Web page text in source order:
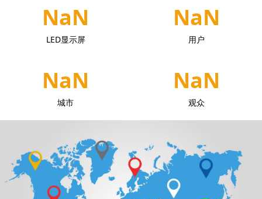
NaN
LED显示屏
NaN
用户
NaN
城市
NaN
观众